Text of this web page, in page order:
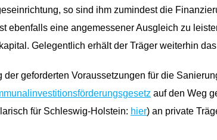
so sind ihm zumindest die
ebenfalls eine angemessener Ausgleich zu
Gelegentlich erhält der Träger weiterhin
geforderten Voraussetzungen für die
auf den Weg
für Schleswig-Holstein: hier) an private